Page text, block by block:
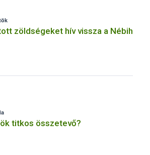
zöldségeket hív vissza a Nébih
titkos összetevő?